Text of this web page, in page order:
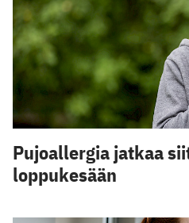
Pujoallergia jatkaa
loppukesään